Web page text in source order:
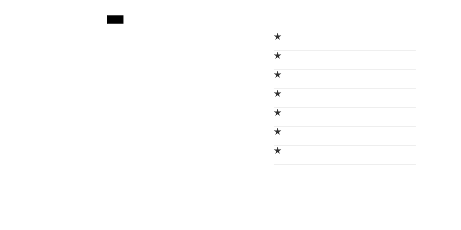
★
★
★
★
★
★
★